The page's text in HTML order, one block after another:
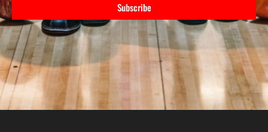
Subscribe